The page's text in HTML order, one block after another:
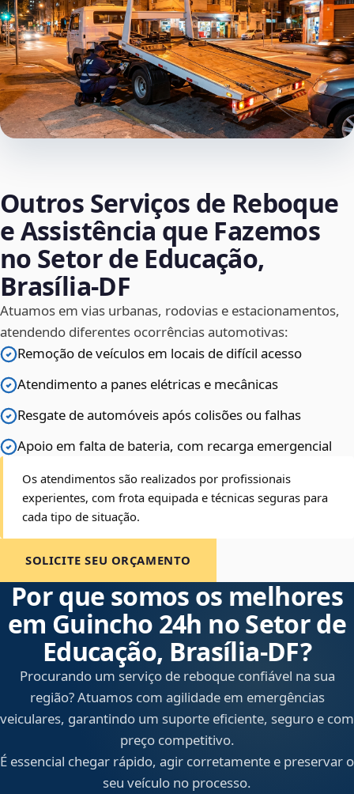
Outros Serviços de Reboque
e Assistência que Fazemos
no Setor de Educação,
Brasília‑DF
Atuamos em vias urbanas, rodovias e estacionamentos,
atendendo diferentes ocorrências automotivas:
Remoção de veículos em locais de difícil acesso
Atendimento a panes elétricas e mecânicas
Resgate de automóveis após colisões ou falhas
Apoio em falta de bateria, com recarga emergencial
Os atendimentos são realizados por profissionais
experientes, com frota equipada e técnicas seguras para
cada tipo de situação.
SOLICITE SEU ORÇAMENTO
Por que somos os melhores
em Guincho 24h no Setor de
Educação, Brasília‑DF?
Procurando um serviço de reboque confiável na sua
região? Atuamos com agilidade em emergências
veiculares, garantindo um suporte eficiente, seguro e com
preço competitivo.
É essencial chegar rápido, agir corretamente e preservar o
seu veículo no processo.